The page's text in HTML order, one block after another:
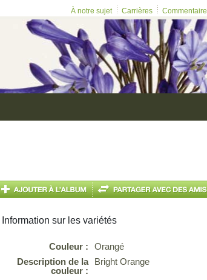
À notre sujet Carrières
Information sur les variétés
Couleur :
Orangé
Description de la
couleur :
Bright Orange